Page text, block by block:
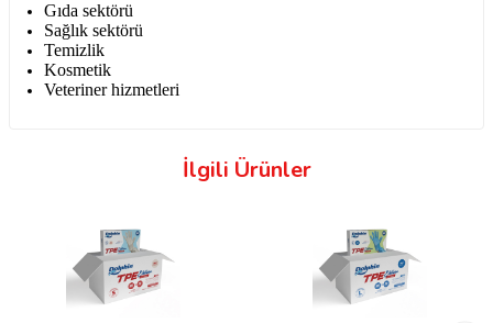
Gıda sektörü
Sağlık sektörü
Temizlik
Kosmetik
Veteriner hizmetleri
İlgili Ürünler